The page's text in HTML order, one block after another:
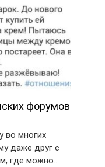
форумов
во многих
даже друг с
где можно…